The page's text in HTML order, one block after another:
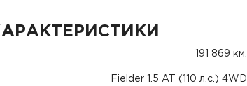
191 869 км.
Fielder 1.5 AT (110 л.с.) 4WD